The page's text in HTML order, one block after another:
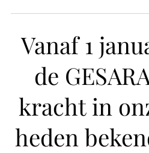
Vanaf 1
de
kracht in
heden